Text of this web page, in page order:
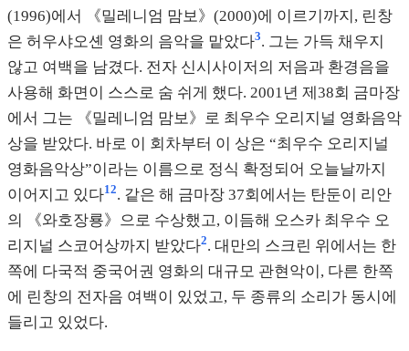
(1996)에서 《밀레니엄 맘보》(2000)에 이르기까지, 린창
은 허우샤오셴 영화의 음악을 맡았다3. 그는 가득 채우지
않고 여백을 남겼다. 전자 신시사이저의 저음과 환경음을
사용해 화면이 스스로 숨 쉬게 했다. 2001년 제38회 금마장
에서 그는 《밀레니엄 맘보》로 최우수 오리지널 영화음악
상을 받았다. 바로 이 회차부터 이 상은 “최우수 오리지널
영화음악상”이라는 이름으로 정식 확정되어 오늘날까지
이어지고 있다12. 같은 해 금마장 37회에서는 탄둔이 리안
의 《와호장룡》으로 수상했고, 이듬해 오스카 최우수 오
리지널 스코어상까지 받았다2. 대만의 스크린 위에서는 한
쪽에 다국적 중국어권 영화의 대규모 관현악이, 다른 한쪽
에 린창의 전자음 여백이 있었고, 두 종류의 소리가 동시에
들리고 있었다.